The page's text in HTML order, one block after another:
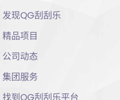
发现QG刮刮乐
精品项目
公司动态
集团服务
找到QG刮刮乐平台